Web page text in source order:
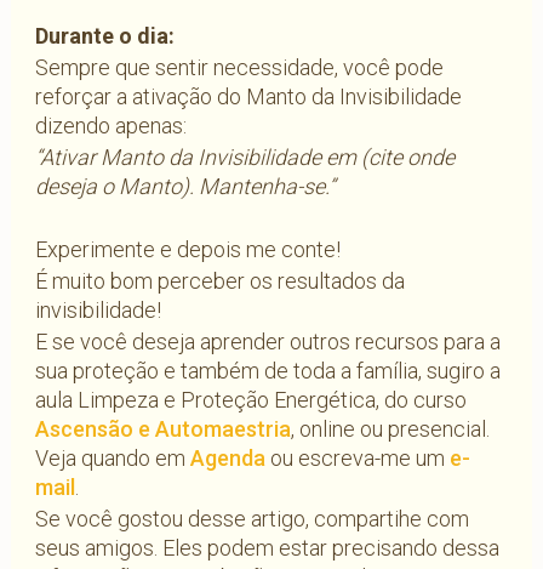
Durante o dia:
Sempre que sentir necessidade, você pode
reforçar a ativação do Manto da Invisibilidade
dizendo apenas:
“Ativar Manto da Invisibilidade em (cite onde
deseja o Manto). Mantenha-se.”
Experimente e depois me conte!
É muito bom perceber os resultados da
invisibilidade!
E se você deseja aprender outros recursos para a
sua proteção e também de toda a família, sugiro a
aula Limpeza e Proteção Energética, do curso
Ascensão e Automaestria, online ou presencial.
Veja quando em Agenda ou escreva-me um e-
mail
Se você gostou desse artigo, compartihe com
seus amigos. Eles podem estar precisando dessa